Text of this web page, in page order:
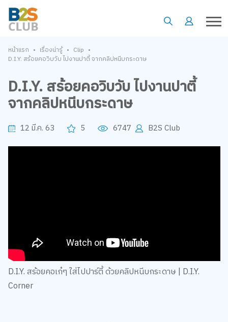
หน้าแรก • เรื่องน่ารู้ • Clip •
D.I.Y. สร้อยคอวิบวับ ไปงานปาตี้ จากคลิปหนีบกระดาษ
D.I.Y. สร้อยคอวิบวับ ไปงานปาตี้
จากคลิปหนีบกระดาษ
12 มี.ค. 63 5 6747 B2S Club
D.I.Y. สร้อยคอเก๋ๆ ใส่ไปปาร์ตี้ ด้วยคลิปหนีบกระดาษ | D.I.Y.
Corner